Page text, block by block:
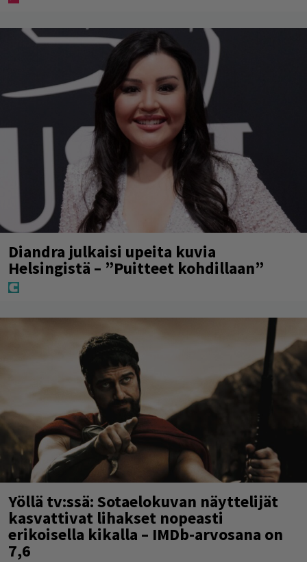
Diandra julkaisi upeita kuvia
Helsingistä – ”Puitteet kohdillaan”
Yöllä tv:ssä: Sotaelokuvan näyttelijät
kasvattivat lihakset nopeasti
erikoisella kikalla – IMDb-arvosana on
7,6